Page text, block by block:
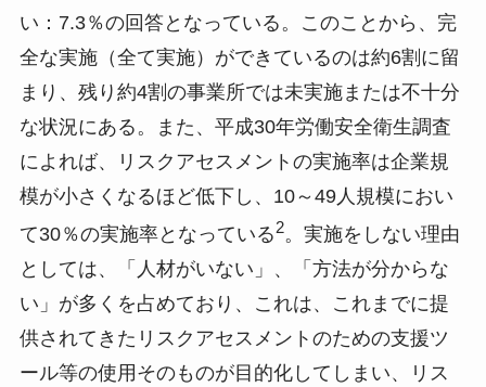
い：7.3％の回答となっている。このことから、完
全な実施（全て実施）ができているのは約6割に留
まり、残り約4割の事業所では未実施または不十分
な状況にある。また、平成30年労働安全衛生調査
によれば、リスクアセスメントの実施率は企業規
模が小さくなるほど低下し、10～49人規模におい
て30％の実施率となっている2。実施をしない理由
としては、「人材がいない」、「方法が分からな
い」が多くを占めており、これは、これまでに提
供されてきたリスクアセスメントのための支援ツ
ール等の使用そのものが目的化してしまい、リス